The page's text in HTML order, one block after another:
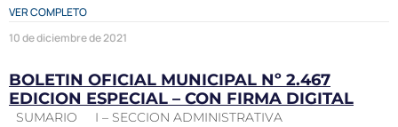
VER COMPLETO
10 de diciembre de 2021
BOLETIN OFICIAL MUNICIPAL Nº 2.467
EDICION ESPECIAL – CON FIRMA DIGITAL
SUMARIO I – SECCION ADMINISTRATIVA